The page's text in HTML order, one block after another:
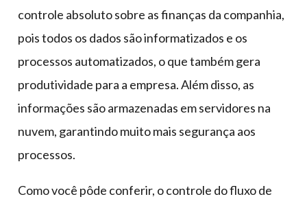
controle absoluto sobre as finanças da companhia,
pois todos os dados são informatizados e os
processos automatizados, o que também gera
produtividade para a empresa. Além disso, as
informações são armazenadas em servidores na
nuvem, garantindo muito mais segurança aos
processos.
Como você pôde conferir, o controle do fluxo de